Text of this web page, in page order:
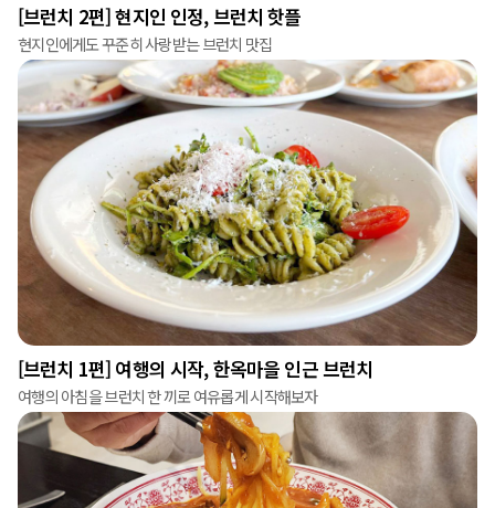
[브런치 2편] 현지인 인정, 브런치 핫플
현지인에게도 꾸준히 사랑받는 브런치 맛집
[브런치 1편] 여행의 시작, 한옥마을 인근 브런치
여행의 아침을 브런치 한 끼로 여유롭게 시작해보자